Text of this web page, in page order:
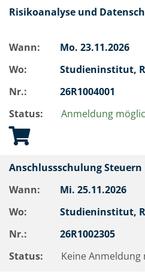
Risikoanalyse und
Wann: Mo. 23.11.2026
Wo:
Studieninstitut,
Nr.:
26R1004001
Status:
Anmeldung
Anschlussschulung Steuern
Wann:
Mi. 25.11.2026
Wo:
Studieninstitut,
Nr.:
26R1002305
Status:
Keine Anmeldung